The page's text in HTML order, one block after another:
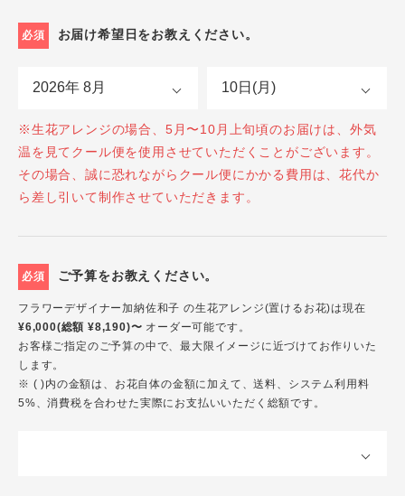
必須 お届け希望日をお教えください。
※生花アレンジの場合、5月〜10月上旬頃のお届けは、外気
温を見てクール便を使用させていただくことがございます。
その場合、誠に恐れながらクール便にかかる費用は、花代か
ら差し引いて制作させていただきます。
必須 ご予算をお教えください。
フラワーデザイナー加納佐和子 の生花アレンジ(置けるお花)は現在
¥6,000(総額 ¥8,190)〜 オーダー可能です。
お客様ご指定のご予算の中で、最大限イメージに近づけてお作りいた
します。
※ ( )内の金額は、お花自体の金額に加えて、送料、システム利用料
5%、消費税を合わせた実際にお支払いいただく総額です。